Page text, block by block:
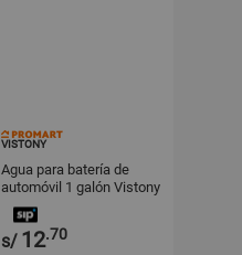
VISTONY
Agua para batería de
automóvil 1 galón Vistony
s/ 12.70